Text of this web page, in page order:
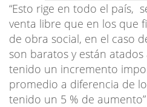
“Esto rige en todo el país,
venta libre que en los que
de obra social, en el caso
son baratos y están
tenido un incremento
promedio a diferencia de
tenido un 5 % de